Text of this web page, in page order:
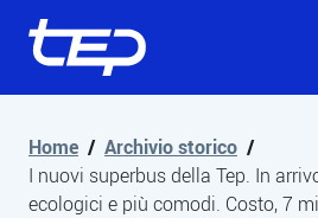
Tep - Trasporti pubblici Parma
Home / Archivio storico /
I nuovi superbus della Tep. In
ecologici e più comodi. Costo, 7